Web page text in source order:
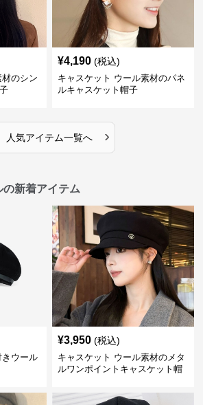
のシン
¥4,190 (税込)
キャスケット ウール素材のパネ
ルキャスケット帽子
人気アイテム一覧へ ›
新着アイテム
ウール
¥3,950 (税込)
キャスケット ウール素材のメタ
ルワンポイントキャスケット帽